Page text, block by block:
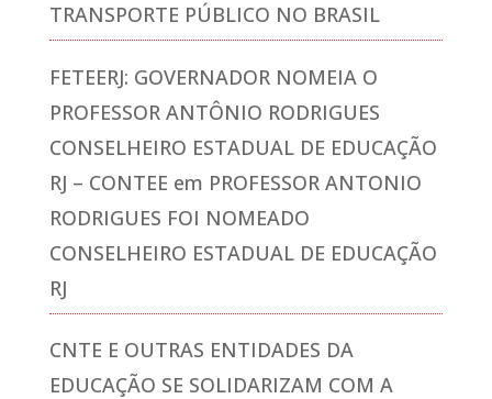
TRANSPORTE PÚBLICO NO BRASIL
FETEERJ: GOVERNADOR NOMEIA O
PROFESSOR ANTÔNIO RODRIGUES
CONSELHEIRO ESTADUAL DE EDUCAÇÃO
RJ – CONTEE em PROFESSOR ANTONIO
RODRIGUES FOI NOMEADO
CONSELHEIRO ESTADUAL DE EDUCAÇÃO
RJ
CNTE E OUTRAS ENTIDADES DA
EDUCAÇÃO SE SOLIDARIZAM COM A